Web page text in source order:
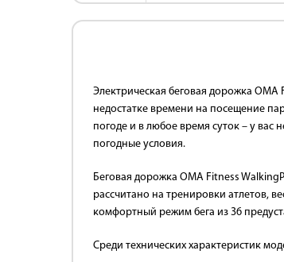
Электрическая беговая дорожка
недостатке времени на посещение
погоде и в любое время суток – у вас
погодные условия.
Беговая дорожка OMA Fitness
рассчитано на тренировки атлетов,
комфортный режим бега из 36
Среди технических характеристик